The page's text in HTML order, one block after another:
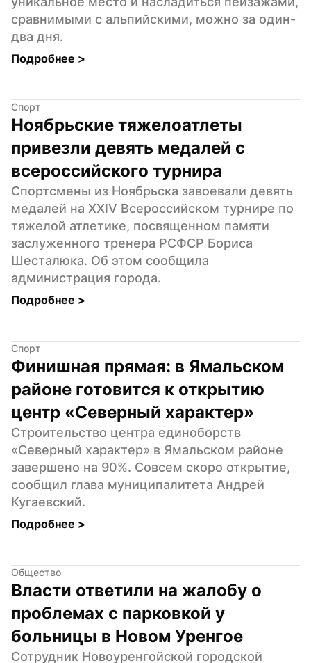
сравнимыми с альпийскими, можно за один-
два дня.
Подробнее >
Спорт
Ноябрьские тяжелоатлеты
привезли девять медалей с
всероссийского турнира
Спортсмены из Ноябрьска завоевали девять
медалей на XXIV Всероссийском турнире по
тяжелой атлетике, посвященном памяти
заслуженного тренера РСФСР Бориса
Шесталюка. Об этом сообщила
администрация города.
Подробнее >
Спорт
Финишная прямая: в Ямальском
районе готовится к открытию
центр «Северный характер»
Строительство центра единоборств
«Северный характер» в Ямальском районе
завершено на 90%. Совсем скоро открытие,
сообщил глава муниципалитета Андрей
Кугаевский.
Подробнее >
Общество
Власти ответили на жалобу о
проблемах с парковкой у
больницы в Новом Уренгое
Сотрудник Новоуренгойской городской